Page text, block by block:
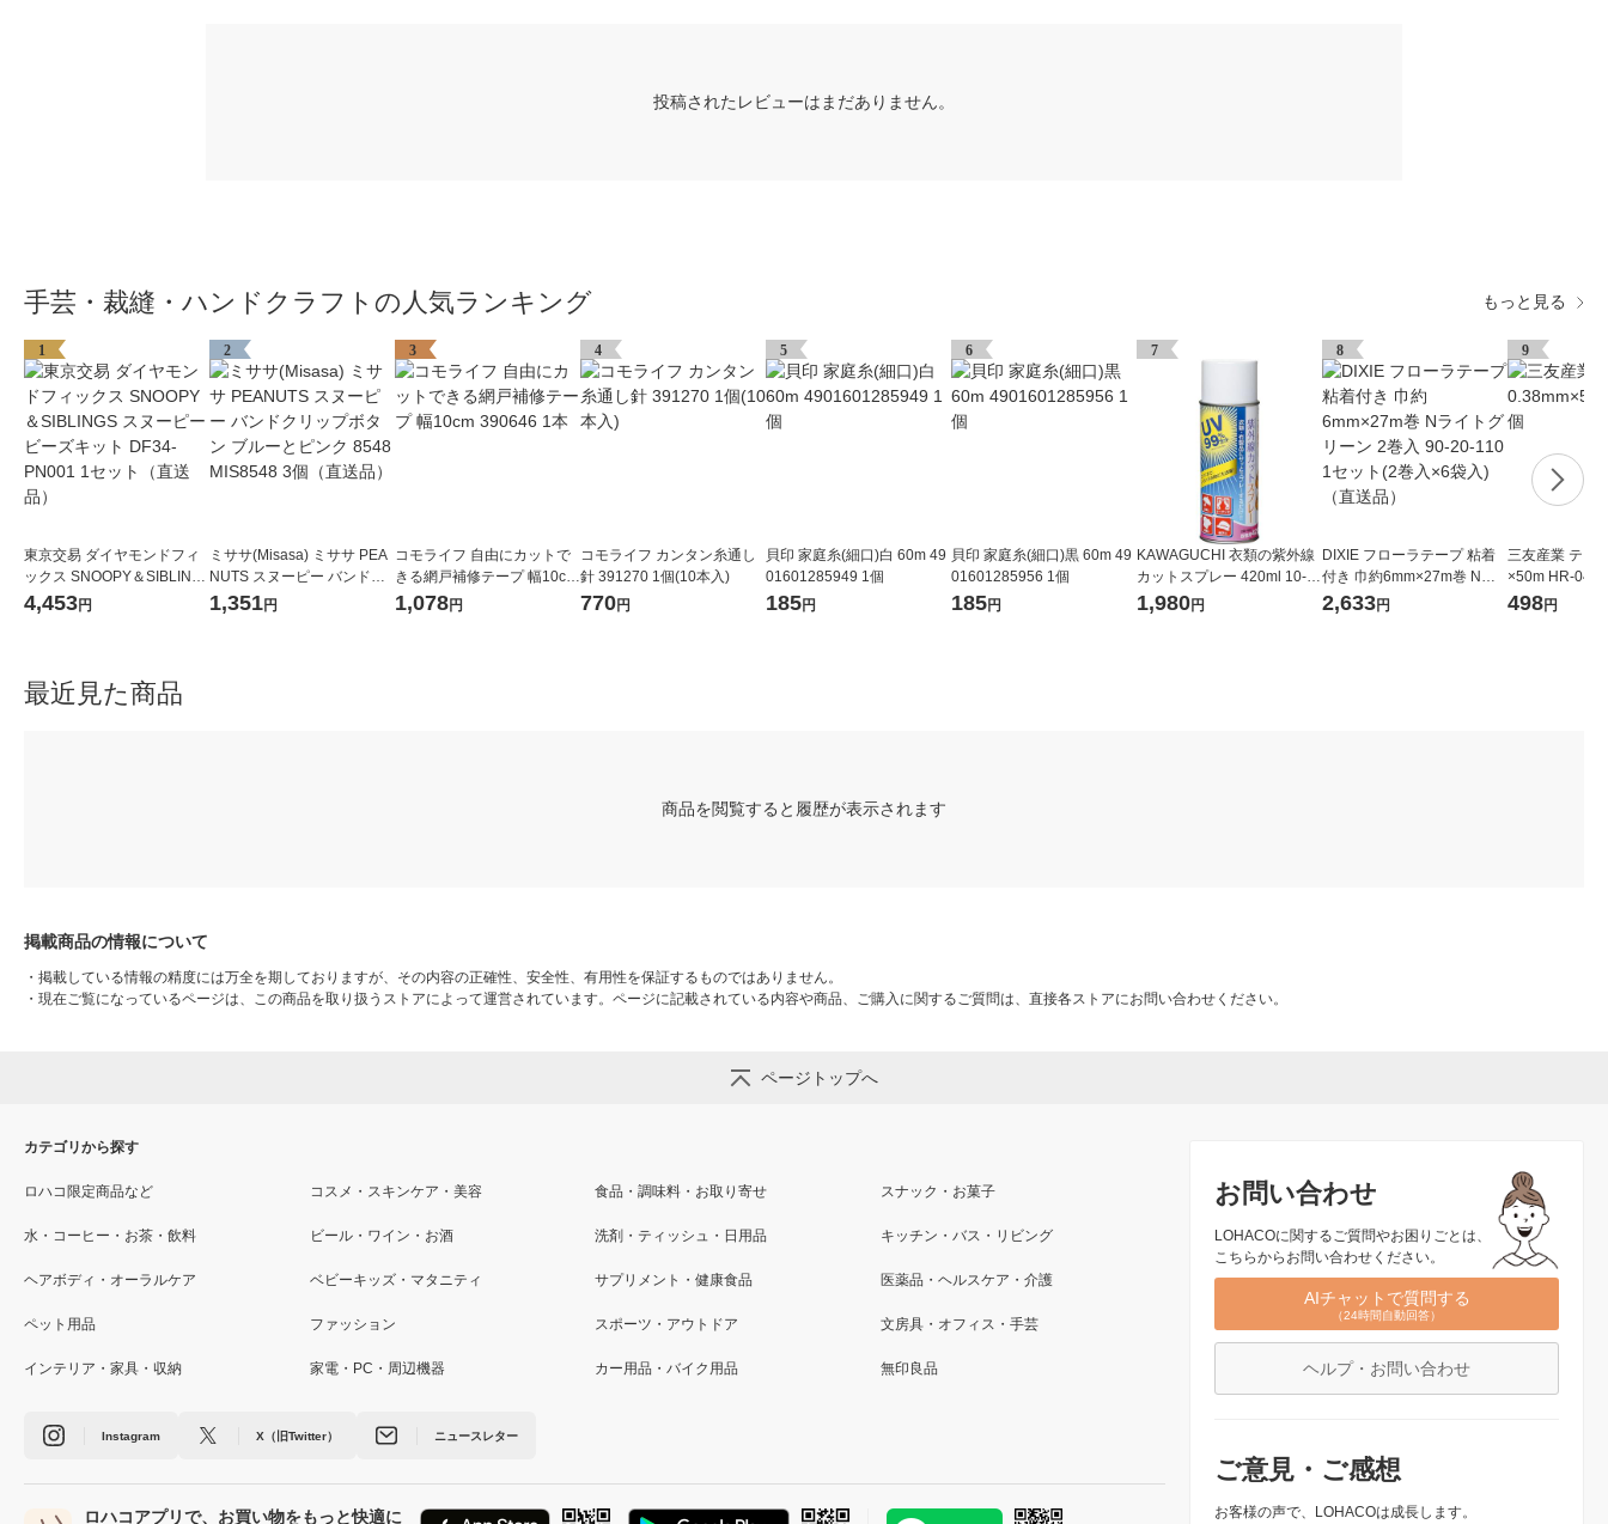
投稿されたレビューはまだありません。
手芸・裁縫・ハンドクラフトの人気ランキング もっと見る
1
東京交易 ダイヤモンドフィ
ックス SNOOPY＆SIBLING
S スヌーピー ビーズキット
4,453円
2
ミササ(Misasa) ミササ PEA
NUTS スヌーピー バンドク
リップボタン ブルーとピン
1,351円
3
コモライフ 自由にカットで
きる網戸補修テープ 幅10cm
390646 1本
1,078円
4
コモライフ カンタン糸通し
針 391270 1個(10本入)
770円
5
貝印 家庭糸(細口)白 60m 49
01601285949 1個
185円
6
貝印 家庭糸(細口)黒 60m 49
01601285956 1個
185円
7
KAWAGUCHI 衣類の紫外線
カットスプレー 420ml 10-1
91 1個（直送品）
1,980円
8
DIXIE フローラテープ 粘着
付き 巾約6mm×27m巻 Nラ
イトグリーン 2巻入 90-20-1
2,633円
9
三友産業 テグ
×50m HR-046
498円
最近見た商品
商品を閲覧すると履歴が表示されます
掲載商品の情報について
・ 掲載している情報の精度には万全を期しておりますが、その内容の正確性、安全性、有用性を保証するものではありません。
・ 現在ご覧になっているページは、この商品を取り扱うストアによって運営されています。ページに記載されている内容や商品、ご購入に関するご質問は、直接各ストアにお問い合わせください。
ページトップへ
お問い合わせ
LOHACOに関するご質問やお困りごとは、
こちらからお問い合わせください。
AIチャットで質問する
（24時間自動回答）
ヘルプ・お問い合わせ
ご意見・ご感想
お客様の声で、LOHACOは成長します。
カテゴリから探す
ロハコ限定商品など コスメ・スキンケア・美容 食品・調味料・お取り寄せ スナック・お菓子
水・コーヒー・お茶・飲料 ビール・ワイン・お酒 洗剤・ティッシュ・日用品 キッチン・バス・リビング
ヘアボディ・オーラルケア ベビーキッズ・マタニティ サプリメント・健康食品 医薬品・ヘルスケア・介護
ペット用品 ファッション スポーツ・アウトドア 文房具・オフィス・手芸
インテリア・家具・収納 家電・PC・周辺機器 カー用品・バイク用品 無印良品
Instagram X（旧Twitter） ニュースレター
ロハコアプリで、お買い物をもっと快適に